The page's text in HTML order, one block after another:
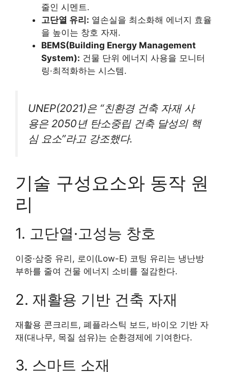
줄인 시멘트.
고단열 유리: 열손실을 최소화해 에너지 효율
을 높이는 창호 자재.
BEMS(Building Energy Management
System): 건물 단위 에너지 사용을 모니터
링·최적화하는 시스템.
UNEP(2021)은 “친환경 건축 자재 사
용은 2050년 탄소중립 건축 달성의 핵
심 요소”라고 강조했다.
기술 구성요소와 동작 원
리
1. 고단열·고성능 창호
이중·삼중 유리, 로이(Low-E) 코팅 유리는 냉난방
부하를 줄여 건물 에너지 소비를 절감한다.
2. 재활용 기반 건축 자재
재활용 콘크리트, 폐플라스틱 보드, 바이오 기반 자
재(대나무, 목질 섬유)는 순환경제에 기여한다.
3. 스마트 소재